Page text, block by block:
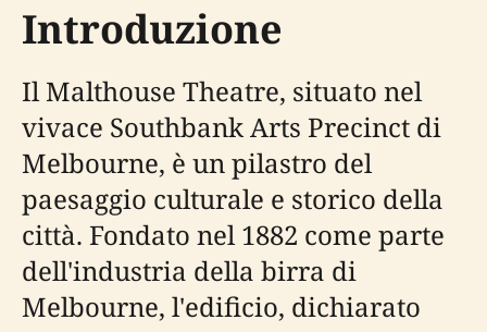
Introduzione
Il Malthouse Theatre, situato nel
vivace Southbank Arts Precinct di
Melbourne, è un pilastro del
paesaggio culturale e storico della
città. Fondato nel 1882 come parte
dell'industria della birra di
Melbourne, l'edificio, dichiarato